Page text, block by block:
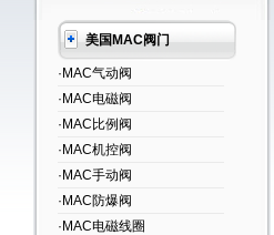
美国MAC阀门
·MAC气动阀
·MAC电磁阀
·MAC比例阀
·MAC机控阀
·MAC手动阀
·MAC防爆阀
·MAC电磁线圈